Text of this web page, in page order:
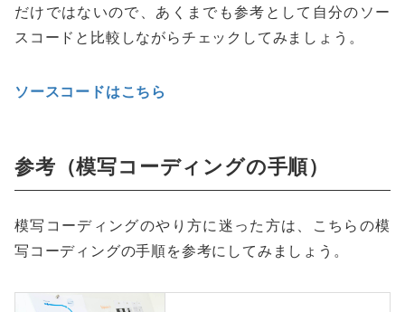
だけではないので、あくまでも参考として自分のソー
スコードと比較しながらチェックしてみましょう。
ソースコードはこちら
参考（模写コーディングの手順）
模写コーディングのやり方に迷った方は、こちらの模
写コーディングの手順を参考にしてみましょう。